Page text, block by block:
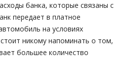
банка, которые связаны с
передает в платное
на условиях
никому напоминать о том,
большее количество